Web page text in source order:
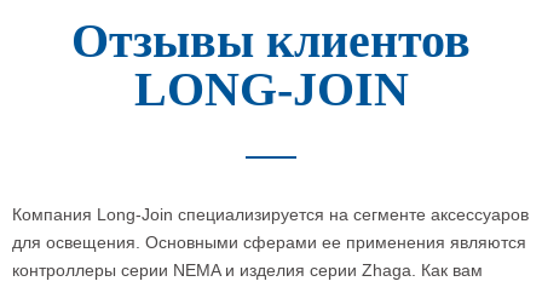
Отзывы клиентов
LONG-JOIN
Компания Long-Join специализируется на сегменте аксессуаров
для освещения. Основными сферами ее применения являются
контроллеры серии NEMA и изделия серии Zhaga. Как вам